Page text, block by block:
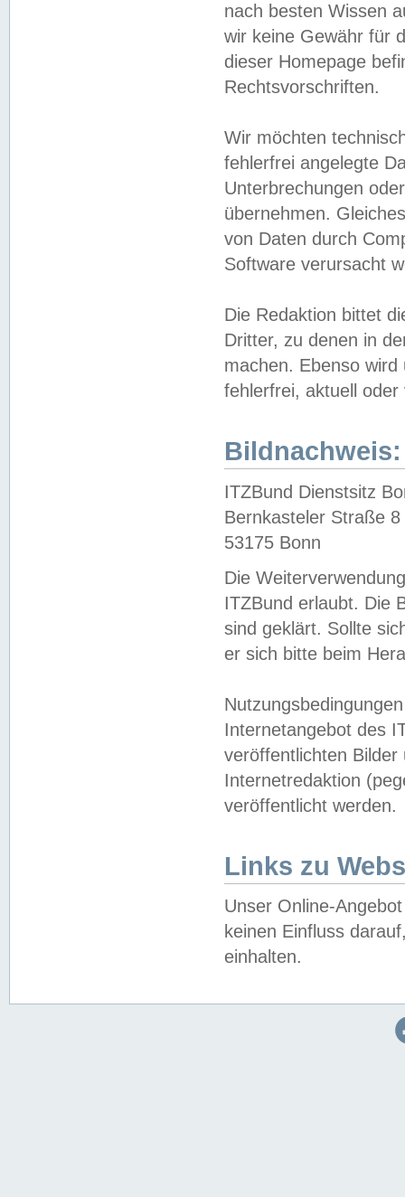
nach besten Wissen
wir keine Gewähr für
dieser Homepage
Rechtsvorschriften.
Wir möchten
fehlerfrei angelegte
Unterbrechungen
übernehmen.
von Daten durch
Software verursacht
Die Redaktion bittet
Dritter, zu denen in
machen. Ebenso
fehlerfrei, aktuell oder
Bildnachweis:
ITZBund Dienstsitz
Bernkasteler Straße 8
53175 Bonn
Die
ITZBund erlaubt. Die
sind geklärt. Sollte
er sich bitte beim
Internetangebot des
veröffentlichten
Internetredaktion
veröffentlicht werden.
Links zu
Unser Online-
keinen Einfluss
einhalten.